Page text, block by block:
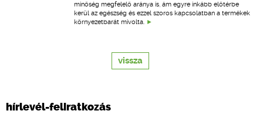
ONLINE KÉPZÉSEK
minőség megfelelő aránya is, ám egyre inkább előtérbe
kerül az egészség és ezzel szoros kapcsolatban a termékek
környezetbarát mivolta.
vissza
hírlevél-feliratkozás